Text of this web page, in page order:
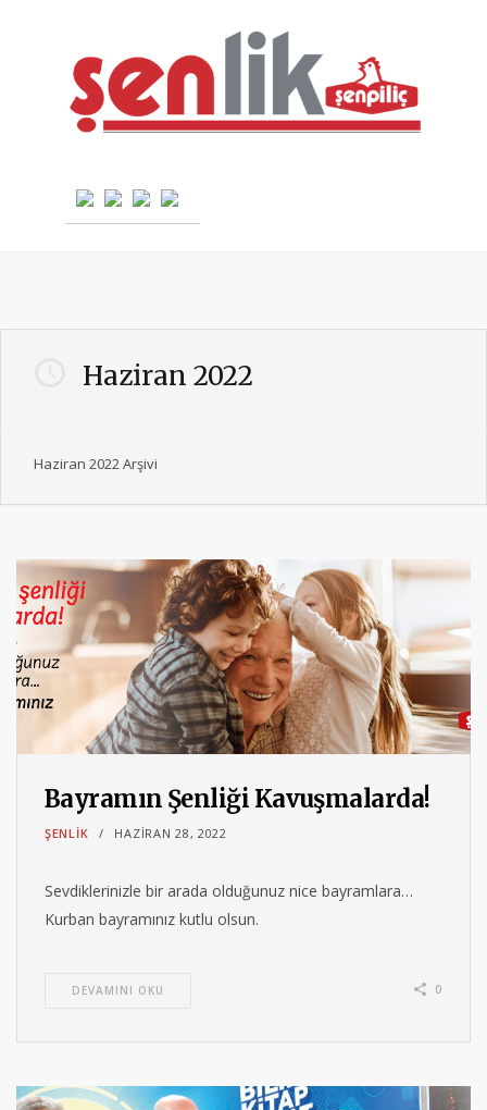
Haziran 2022
Haziran 2022 Arşivi
Bayramın Şenliği Kavuşmalarda!
ŞENLIK HAZIRAN 28, 2022
Sevdiklerinizle bir arada olduğunuz nice bayramlara…
Kurban bayramınız kutlu olsun.
DEVAMINI OKU 0